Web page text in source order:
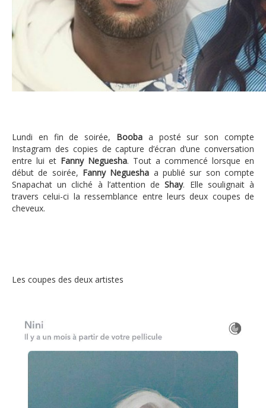
Lundi en fin de soirée, Booba a posté sur son compte
Instagram des copies de capture d’écran d’une conversation
entre lui et Fanny Neguesha. Tout a commencé lorsque en
début de soirée, Fanny Neguesha a publié sur son compte
Snapachat un cliché à l’attention deShay. Elle soulignait à
travers celui-ci la ressemblance entre leurs deux coupes de
cheveux.
Les coupes des deux artistes